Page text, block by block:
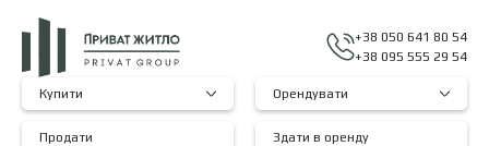
+38 050 641 80 54
+38 095 555 29 54
Купити Орендувати
Продати Здати в оренду